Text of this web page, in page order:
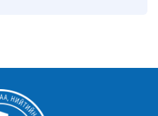
шагнууллаа